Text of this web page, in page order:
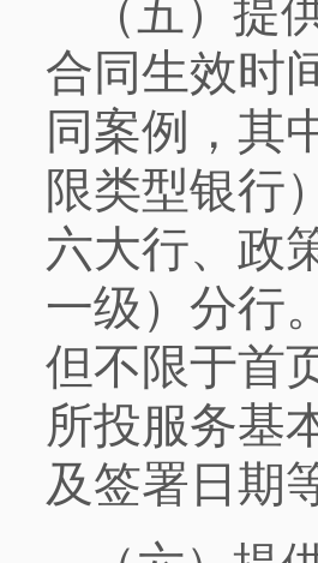
（五）提
合同生效时
同案例，其
限类型银行
六大行、政
一级）分行
但不限于首
所投服务基
及签署日期